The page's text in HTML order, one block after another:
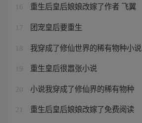
16 重生后皇后娘娘改嫁了作者 飞翼
17 团宠皇后要重生
18 我穿成了修仙世界的稀有物种小说
19 重生皇后很嚣张小说
20 小说我穿成了修仙界的稀有物种
21 重生后皇后娘娘改嫁了免费阅读